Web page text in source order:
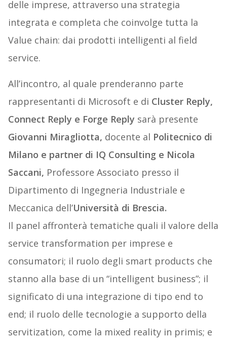
delle imprese, attraverso una strategia
integrata e completa che coinvolge tutta la
Value chain: dai prodotti intelligenti al field
service.
All’incontro, al quale prenderanno parte
rappresentanti di Microsoft e di Cluster Reply,
Connect Reply e Forge Reply sarà presente
Giovanni Miragliotta, docente al Politecnico di
Milano e partner di IQ Consulting e Nicola
Saccani, Professore Associato presso il
Dipartimento di Ingegneria Industriale e
Meccanica dell’Università di Brescia.
Il panel affronterà tematiche quali il valore della
service transformation per imprese e
consumatori; il ruolo degli smart products che
stanno alla base di un “intelligent business”; il
significato di una integrazione di tipo end to
end; il ruolo delle tecnologie a supporto della
servitization, come la mixed reality in primis; e